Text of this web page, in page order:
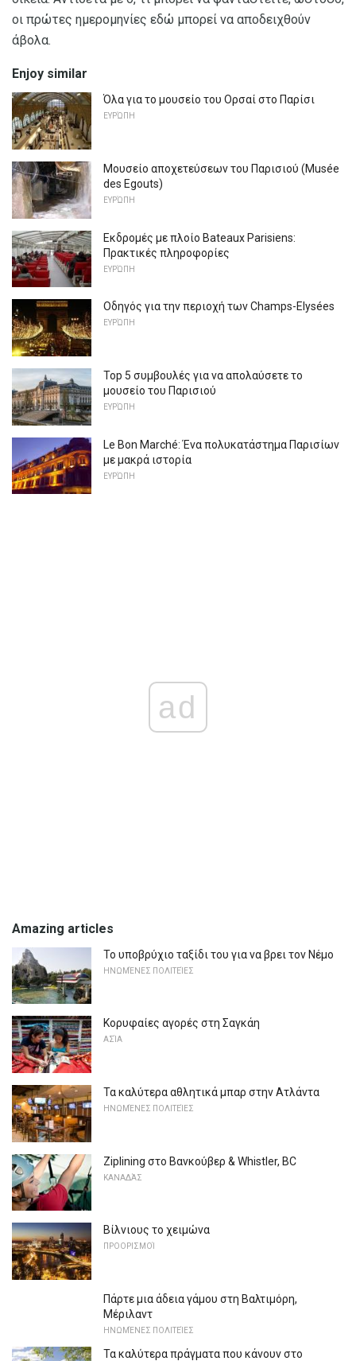
οι πρώτες ημερομηνίες εδώ μπορεί να αποδειχθούν
άβολα.
Enjoy similar
Όλα για το μουσείο του Ορσαί στο Παρίσι
ΕΥΡΏΠΗ
Μουσείο αποχετεύσεων του Παρισιού (Musée
des Egouts)
ΕΥΡΏΠΗ
Εκδρομές με πλοίο Bateaux Parisiens:
Πρακτικές πληροφορίες
ΕΥΡΏΠΗ
Οδηγός για την περιοχή των Champs-Elysées
ΕΥΡΏΠΗ
Top 5 συμβουλές για να απολαύσετε το
μουσείο του Παρισιού
ΕΥΡΏΠΗ
Le Bon Marché: Ένα πολυκατάστημα Παρισίων
με μακρά ιστορία
ΕΥΡΏΠΗ
ad
Amazing articles
Το υποβρύχιο ταξίδι του για να βρει τον Νέμο
ΗΝΩΜΈΝΕΣ ΠΟΛΙΤΕΊΕΣ
Κορυφαίες αγορές στη Σαγκάη
ΑΣΊΑ
Τα καλύτερα αθλητικά μπαρ στην Ατλάντα
ΗΝΩΜΈΝΕΣ ΠΟΛΙΤΕΊΕΣ
Ziplining στο Βανκούβερ & Whistler, BC
ΚΑΝΑΔΆΣ
Βίλνιους το χειμώνα
ΠΡΟΟΡΙΣΜΟΊ
Πάρτε μια άδεια γάμου στη Βαλτιμόρη,
Μέριλαντ
ΗΝΩΜΈΝΕΣ ΠΟΛΙΤΕΊΕΣ
Τα καλύτερα πράγματα που κάνουν στο